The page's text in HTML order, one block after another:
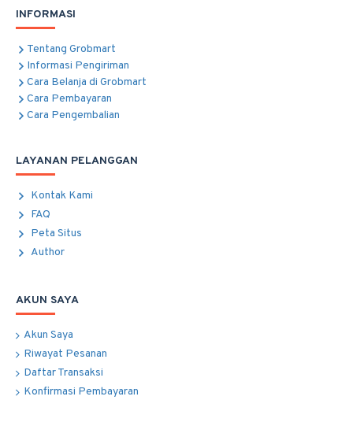
INFORMASI
Tentang Grobmart
Informasi Pengiriman
Cara Belanja di Grobmart
Cara Pembayaran
Cara Pengembalian
LAYANAN PELANGGAN
Kontak Kami
FAQ
Peta Situs
Author
AKUN SAYA
Akun Saya
Riwayat Pesanan
Daftar Transaksi
Konfirmasi Pembayaran